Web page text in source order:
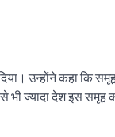
उन्होंने कहा कि
ज्यादा देश इस समूह